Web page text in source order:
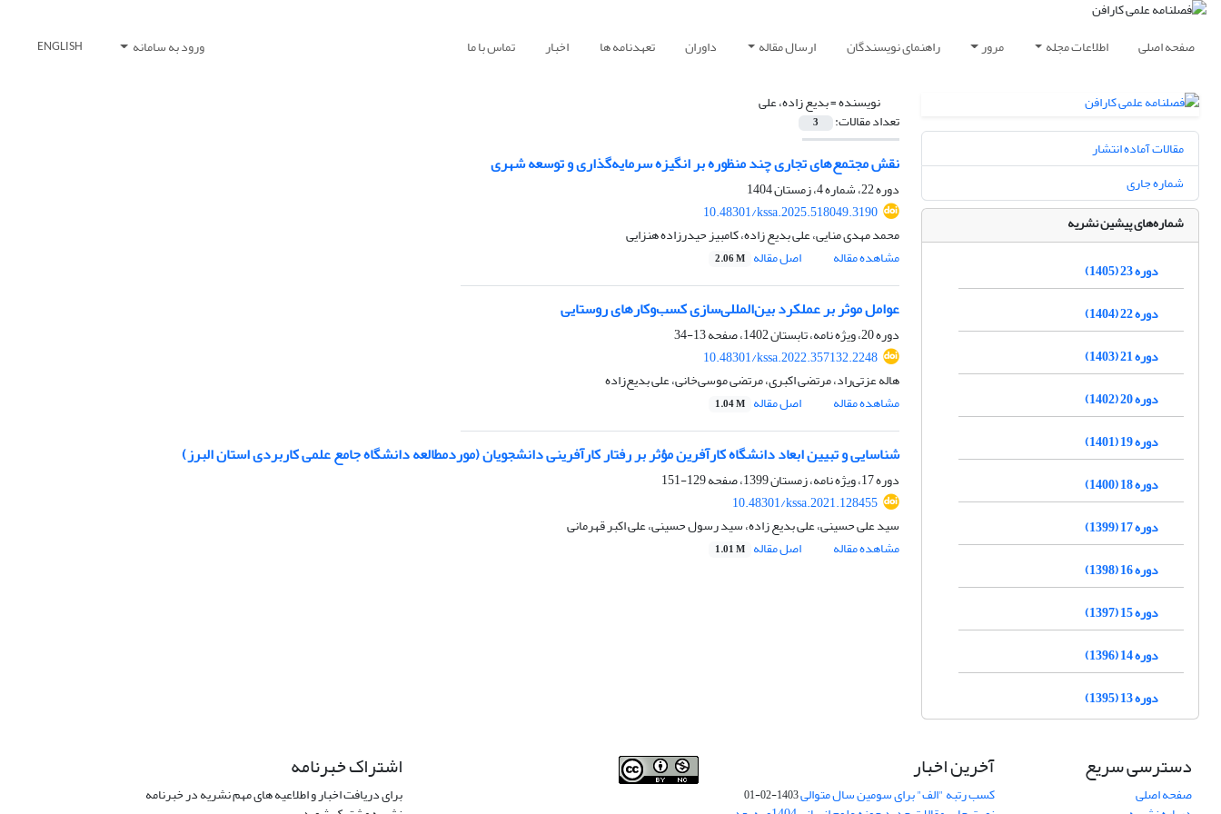
صفحه اصلی اطلاعات مجله مرور راهنمای نویسندگان ارسال مقاله داوران تعهدنامه ها اخبار تماس با ما ورود به سامانه ENGLISH
نویسنده =بدیع زاده، علی
تعداد مقالات: 3
نقش مجتمع‌های تجاری چند منظوره بر انگیزه سرمایه‌گذاری و توسعه شهری
دوره 22، شماره 4، زمستان 1404
10.48301/kssa.2025.518049.3190
محمد مهدی منایی، علی بدیع زاده، کامبیز حیدرزاده هنزایی
مشاهده مقاله
اصل مقاله 2.06 M
عوامل موثر بر عملکرد بین‌المللی‌سازی کسب‌و‌کارهای روستایی
دوره 20، ویژه نامه، تابستان 1402، صفحه
13-34
10.48301/kssa.2022.357132.2248
هاله عزتی‌راد، مرتضی اکبری، مرتضی موسی‌خانی، علی بدیع‌زاده
مشاهده مقاله
اصل مقاله 1.04 M
شناسایی و تبیین ابعاد دانشگاه کارآفرین مؤثر بر رفتار کارآفرینی دانشجویان (موردمطالعه دانشگاه جامع علمی کاربردی استان البرز)
دوره 17، ویژه نامه، زمستان 1399، صفحه
129-151
10.48301/kssa.2021.128455
سید علی حسینی، علی بدیع زاده، سید رسول حسینی، علی اکبر قهرمانی
مشاهده مقاله
اصل مقاله 1.01 M
مقالات آماده انتشار
شماره جاری
شماره‌های پیشین نشریه
دوره 23 (1405)
دوره 22 (1404)
دوره 21 (1403)
دوره 20 (1402)
دوره 19 (1401)
دوره 18 (1400)
دوره 17 (1399)
دوره 16 (1398)
دوره 15 (1397)
دوره 14 (1396)
دوره 13 (1395)
دسترسی سریع
صفحه اصلی
آخرین اخبار
کسب رتبه "الف" برای سومین سال متوالی1403-02-01
اشتراک خبرنامه
برای دریافت اخبار و اطلاعیه های مهم نشریه در خبرنامه